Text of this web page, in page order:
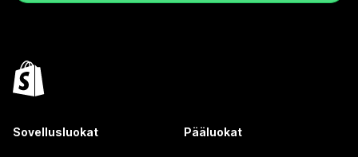
Sovellusluokat Pääluokat